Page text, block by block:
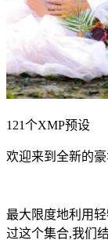
121个XMP预设
欢迎来到全新的
最大限度地利用
过这个集合,我们